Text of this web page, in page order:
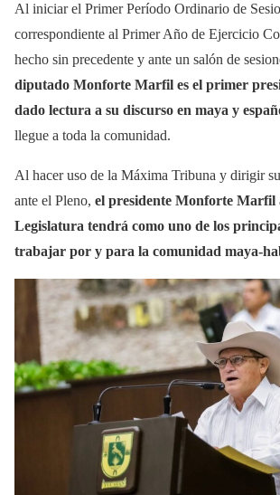
Al iniciar el Primer Período Ordinario de
correspondiente al Primer Año de Ejercicio
hecho sin precedente y ante un salón de
diputado Monforte Marfil es el primer
dado lectura a su discurso en maya y
llegue a toda la comunidad.
Al hacer uso de la Máxima Tribuna y dirigir
ante el Pleno, el presidente Monforte Marfil
Legislatura tendrá como uno de los
trabajar por y para la comunidad maya-